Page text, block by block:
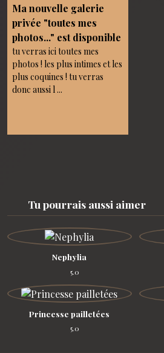
Ma nouvelle galerie
privée "toutes mes
photos..." est disponible
tu verras ici toutes mes
photos ! les plus intimes et les
plus coquines ! tu verras
donc aussi l ...
Tu pourrais aussi aimer
Nephylia
5.0
Princesse pailletées
5.0